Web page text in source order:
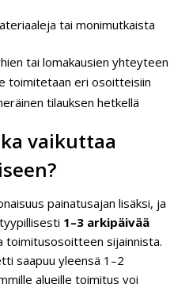
tai monimutkaista
tai lomakausien yhteyteen
toimitetaan eri osoitteisiin
tilauksen hetkellä
vaikuttaa
painatusajan lisäksi, ja
1–3 arkipäivää
toimitusosoitteen sijainnista.
saapuu yleensä 1–2
alueille toimitus voi